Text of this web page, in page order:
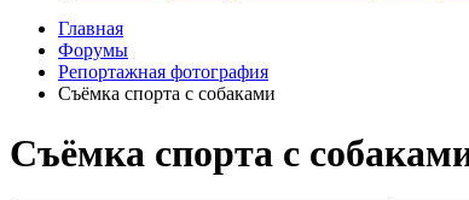
Главная
Форумы
Репортажная фотография
Съёмка спорта с собаками
Съёмка спорта с